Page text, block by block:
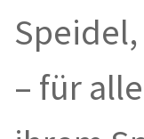
– für